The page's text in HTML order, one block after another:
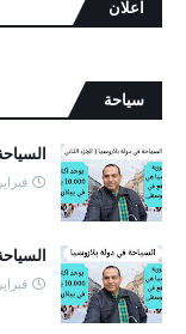
اعلان
سياحة
فبراير 25, 2021
فبراير 12, 2021